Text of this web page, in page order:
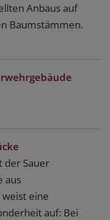
Anbaus auf
Baumstämmen.
der Sauer
aus
eine
auf: Bei